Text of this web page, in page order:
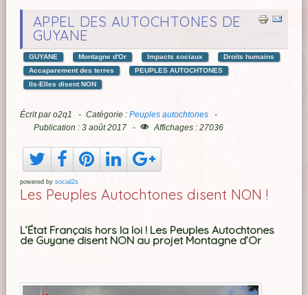
APPEL DES AUTOCHTONES DE
GUYANE
GUYANE Montagne d'Or Impacts sociaux
Droits humains
Accaparement des terres
PEUPLES AUTOCHTONES
Ils-Elles disent NON
Écrit paro2q1 Catégorie : Peuples autochtones
Publication : 3 août 2017
Affichages : 27036
powered by social2s
Les Peuples Autochtones disent NON !
L’État Français hors la loi ! Les Peuples Autochtones
de Guyane disent NON au projet Montagne d’Or